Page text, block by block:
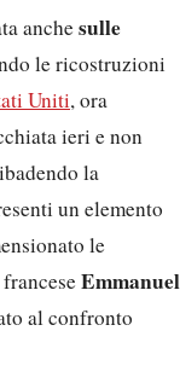
anchesulle
le ricostruzioni
Uniti, ora
ieri e non
la
un elemento
le
Emmanuel
al confronto